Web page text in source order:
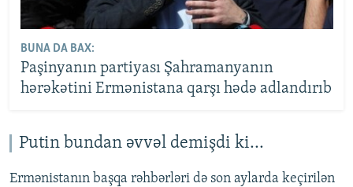
BUNA DA BAX:
Paşinyanın partiyası Şahramanyanın
hərəkətini Ermənistana qarşı hədə adlandırıb
Putin bundan əvvəl demişdi ki...
Ermənistanın başqa rəhbərləri də son aylarda keçirilən